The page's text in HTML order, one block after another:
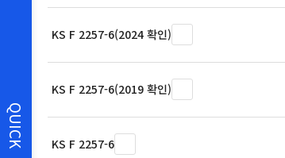
QUICK
KS F 2257-6(2024 확인)
KS F 2257-6(2019 확인)
KS F 2257-6